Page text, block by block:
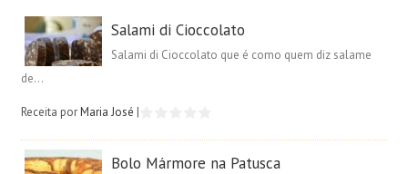
Salami di Cioccolato
Salami di Cioccolato que é como quem diz salame
de...
Receita porMaria José |
Bolo Mármore na Patusca